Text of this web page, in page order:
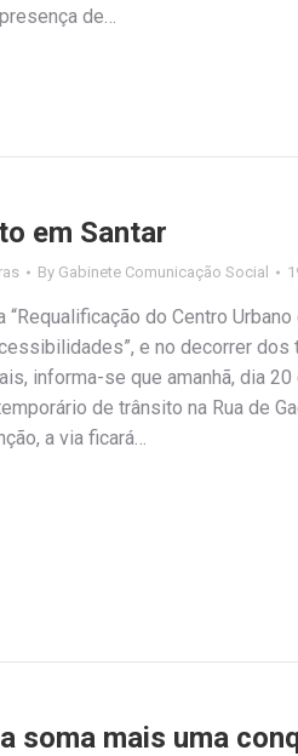
de…
em Santar
By Gabinete Comunicação Social
“Requalificação do Centro Urbano
e no decorrer dos
informa-se que amanhã, dia 20
de trânsito na Rua de
a via ficará…
soma mais uma